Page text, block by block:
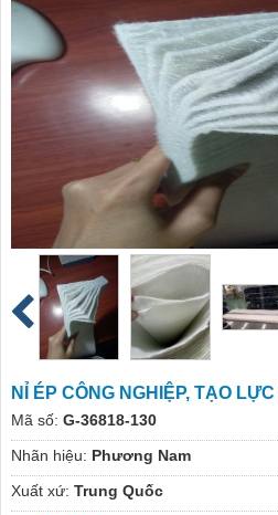
NỈ ÉP CÔNG NGHIỆP, TẠO
Mã số: G-36818-130
Nhãn hiệu: Phương Nam
Xuất xứ: Trung Quốc